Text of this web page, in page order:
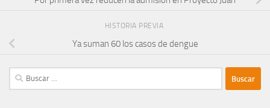
HISTORIA PREVIA
Ya suman 60 los casos de dengue
Buscar: